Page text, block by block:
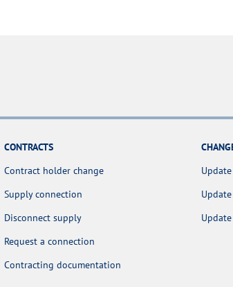
CONTRACTS
Contract holder change
Supply connection
Disconnect supply
Request a connection
Contracting documentation